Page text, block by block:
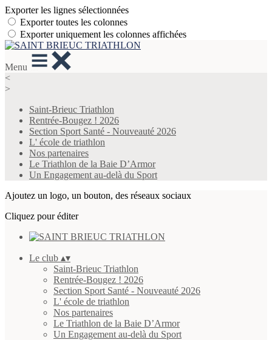
Exporter les lignes sélectionnées
Exporter toutes les colonnes
Exporter uniquement les colonnes affichées
Menu
<
>
Saint-Brieuc Triathlon
Rentrée-Bougez ! 2026
Section Sport Santé - Nouveauté 2026
L' école de triathlon
Nos partenaires
Le Triathlon de la Baie D’Armor
Un Engagement au-delà du Sport
Ajoutez un logo, un bouton, des réseaux sociaux
Cliquez pour éditer
Le club ▴▾
Saint-Brieuc Triathlon
Rentrée-Bougez ! 2026
Section Sport Santé - Nouveauté 2026
L' école de triathlon
Nos partenaires
Le Triathlon de la Baie D’Armor
Un Engagement au-delà du Sport